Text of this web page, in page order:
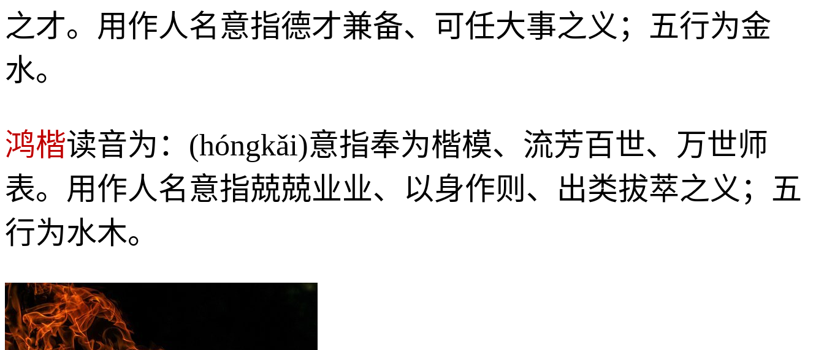
之才。用作人名意指德才兼备、可任大事之义；五行为金
水。
鸿楷读音为：(hóngkǎi)意指奉为楷模、流芳百世、万世师
表。用作人名意指兢兢业业、以身作则、出类拔萃之义；五
行为水木。